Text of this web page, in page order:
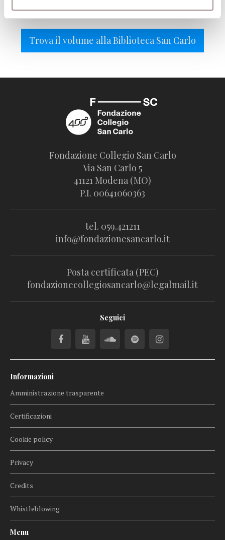
Assisi
Trova il volume alla Biblioteca San Carlo
Fondazione Collegio San Carlo
Via San Carlo 5
41121 Modena (MO)
P.I. 00641060363
tel. 059.421211
info@fondazionesancarlo.it
Posta certificata (PEC)
fondazionecollegiosancarlo@legalmail.it
Seguici
Informazioni
Amministrazione trasparente
Certificazioni
Cookie policy
Privacy
Credits
Whistleblowing
Menu